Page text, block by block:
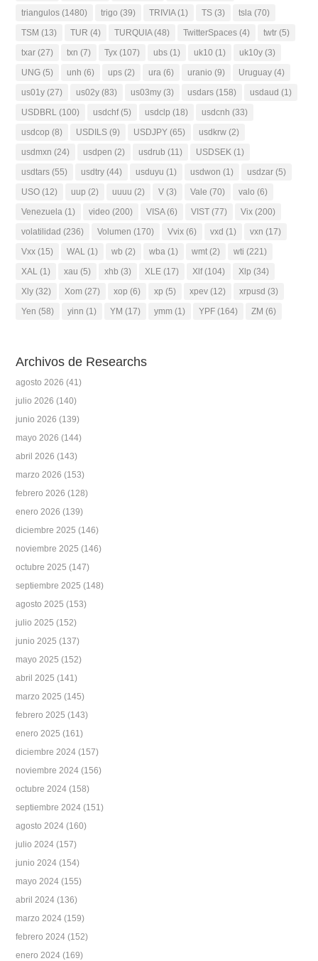
triangulos (1480) trigo (39) TRIVIA(1) TS (3) tsla (70)
TSM (13) TUR (4) TURQUIA(48) TwitterSpaces (4) twtr (5)
txar (27) txn (7) Tyx (107) ubs (1) uk10 (1) uk10y (3)
UNG (5) unh (6) ups (2) ura (6) uranio (9) Uruguay (4)
us01y (27) us02y (83) us03my (3) usdars (158) usdaud (1)
USDBRL (100) usdchf(5) usdclp (18) usdcnh (33)
usdcop (8) USDILS (9) USDJPY (65) usdkrw (2)
usdmxn (24) usdpen (2) usdrub (11) USDSEK (1)
usdtars (55) usdtry (44) usduyu (1) usdwon (1) usdzar (5)
USO (12) uup (2) uuuu (2) V (3) Vale (70) valo (6)
Venezuela (1) video (200) VISA(6) VIST (77) Vix (200)
volatilidad (236) Volumen (170) Vvix (6) vxd (1) vxn (17)
Vxx (15) WAL (1) wb (2) wba (1) wmt (2) wti (221)
XAL (1) xau (5) xhb (3) XLE (17) Xlf(104) Xlp (34)
Xly (32) Xom (27) xop (6) xp (5) xpev (12) xrpusd (3)
Yen (58) yinn (1) YM (17) ymm (1) YPF (164) ZM (6)
Archivos de Researchs
agosto 2026 (41)
julio 2026 (140)
junio 2026 (139)
mayo 2026 (144)
abril 2026 (143)
marzo 2026 (153)
febrero 2026 (128)
enero 2026 (139)
diciembre 2025 (146)
noviembre 2025 (146)
octubre 2025 (147)
septiembre 2025 (148)
agosto 2025 (153)
julio 2025 (152)
junio 2025 (137)
mayo 2025 (152)
abril 2025 (141)
marzo 2025 (145)
febrero 2025 (143)
enero 2025 (161)
diciembre 2024 (157)
noviembre 2024 (156)
octubre 2024 (158)
septiembre 2024 (151)
agosto 2024 (160)
julio 2024 (157)
junio 2024 (154)
mayo 2024 (155)
abril 2024 (136)
marzo 2024 (159)
febrero 2024 (152)
enero 2024 (169)